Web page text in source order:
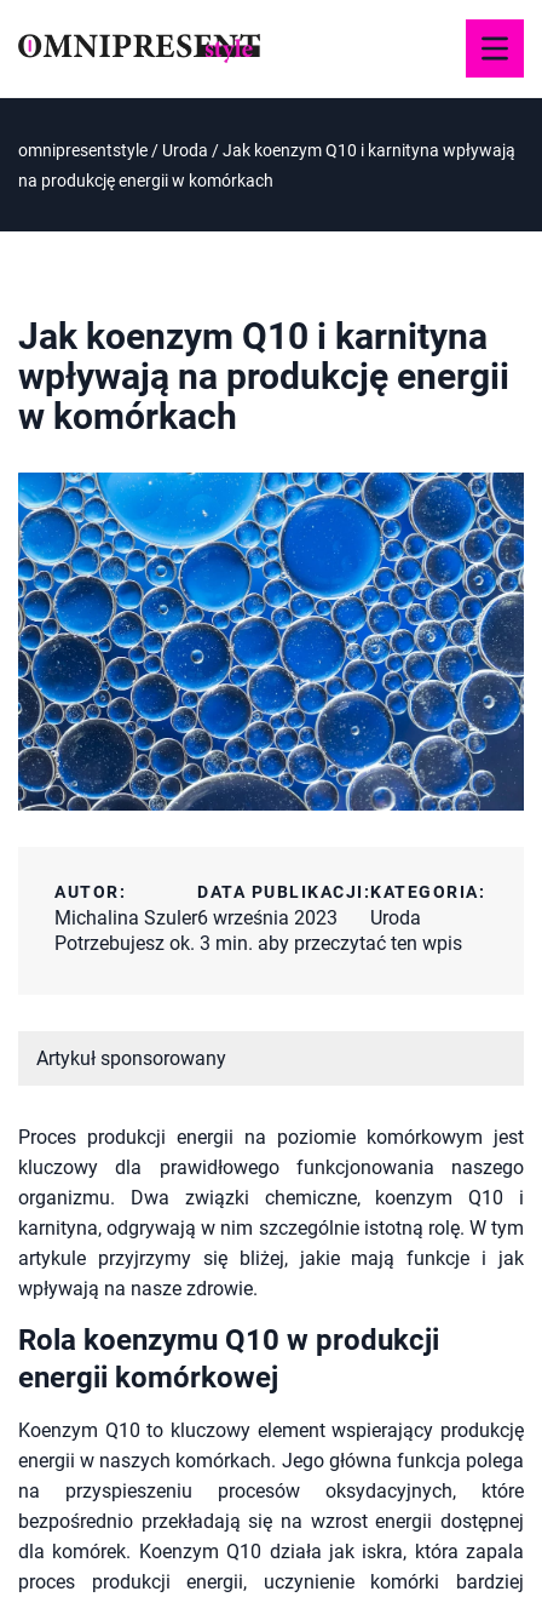
omnipresentstyle / Uroda /Jak koenzym Q10 i karnityna wpływają
na produkcję energii w komórkach
Jak koenzym Q10 i karnityna
wpływają na produkcję energii
w komórkach
AUTOR:
Michalina Szuler
DATA PUBLIKACJI:
6 września 2023
KATEGORIA:
Uroda
Potrzebujesz ok. 3 min. aby przeczytać ten wpis
Artykuł sponsorowany
Proces produkcji energii na poziomie komórkowym jest
kluczowy dla prawidłowego funkcjonowania naszego
organizmu. Dwa związki chemiczne, koenzym Q10 i
karnityna, odgrywają w nim szczególnie istotną rolę. W tym
artykule przyjrzymy się bliżej, jakie mają funkcje i jak
wpływają na nasze zdrowie.
Rola koenzymu Q10 w produkcji
energii komórkowej
Koenzym Q10 to kluczowy element wspierający produkcję
energii w naszych komórkach. Jego główna funkcja polega
na przyspieszeniu procesów oksydacyjnych, które
bezpośrednio przekładają się na wzrost energii dostępnej
dla komórek. Koenzym Q10 działa jak iskra, która zapala
proces produkcji energii, uczynienie komórki bardziej